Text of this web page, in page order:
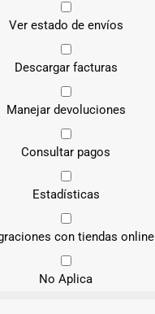
Ver estado de envíos
Descargar facturas
Manejar devoluciones
Consultar pagos
Estadísticas
con tiendas online
No Aplica